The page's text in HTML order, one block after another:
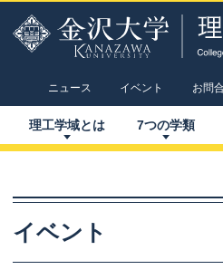
ニュース イベント お問
理工学域とは 7つの学類
イベント